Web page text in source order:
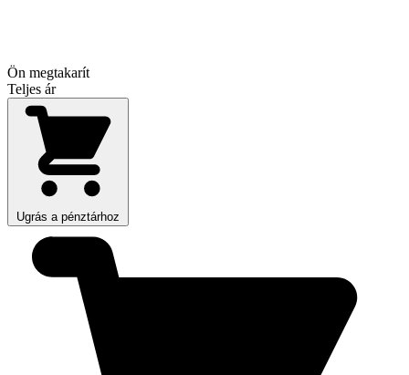
Ön megtakarít
Teljes ár
Ugrás a pénztárhoz